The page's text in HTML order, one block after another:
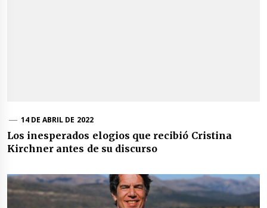
14 DE ABRIL DE 2022
Los inesperados elogios que recibió Cristina
Kirchner antes de su discurso